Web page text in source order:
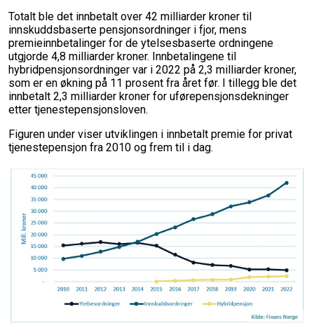
Totalt ble det innbetalt over 42 milliarder kroner til
innskuddsbaserte pensjonsordninger i fjor, mens
premieinnbetalinger for de ytelsesbaserte ordningene
utgjorde 4,8 milliarder kroner. Innbetalingene til
hybridpensjonsordninger var i 2022 på 2,3 milliarder kroner,
som er en økning på 11 prosent fra året før. I tillegg ble det
innbetalt 2,3 milliarder kroner for uførepensjonsdekninger
etter tjenestepensjonsloven.
Figuren under viser utviklingen i innbetalt premie for privat
tjenestepensjon fra 2010 og frem til i dag.